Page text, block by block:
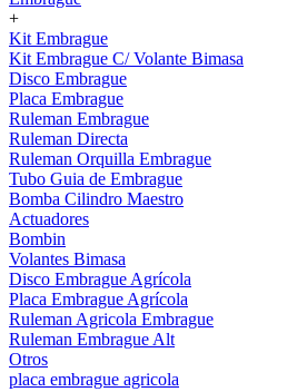
+
Kit Embrague
Kit Embrague C/ Volante Bimasa
Disco Embrague
Placa Embrague
Ruleman Embrague
Ruleman Directa
Ruleman Orquilla Embrague
Tubo Guia de Embrague
Bomba Cilindro Maestro
Actuadores
Bombin
Volantes Bimasa
Disco Embrague Agrícola
Placa Embrague Agrícola
Ruleman Agricola Embrague
Ruleman Embrague Alt
Otros
placa embrague agricola